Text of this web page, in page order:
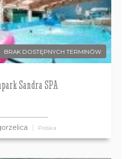
BRAK DOSTĘPNYCH TERMINÓW
Sandra SPA
Polska